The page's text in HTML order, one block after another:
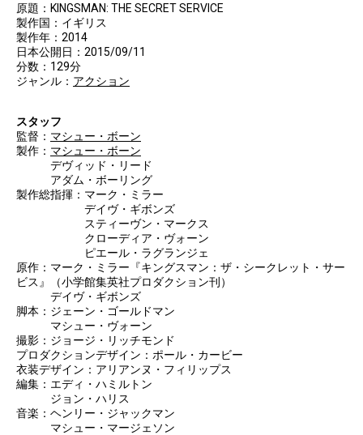
原題：KINGSMAN: THE SECRET SERVICE
製作国：イギリス
製作年：2014
日本公開日：2015/09/11
分数：129分
ジャンル： アクション
スタッフ
監督： マシュー・ボーン
製作： マシュー・ボーン
デヴィッド・リード
アダム・ボーリング
製作総指揮：マーク・ミラー
デイヴ・ギボンズ
スティーヴン・マークス
クローディア・ヴォーン
ピエール・ラグランジェ
原作：マーク・ミラー『キングスマン：ザ・シークレット・サー
ビス』（小学館集英社プロダクション刊）
デイヴ・ギボンズ
脚本：ジェーン・ゴールドマン
マシュー・ヴォーン
撮影：ジョージ・リッチモンド
プロダクションデザイン：ポール・カービー
衣装デザイン：アリアンヌ・フィリップス
編集：エディ・ハミルトン
ジョン・ハリス
音楽：ヘンリー・ジャックマン
マシュー・マージェソン